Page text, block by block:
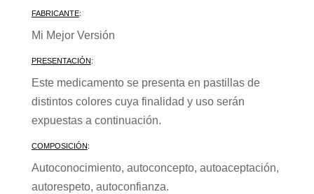
FABRICANTE:
Mi Mejor Versión
PRESENTACIÓN :
Este medicamento se presenta en pastillas de
distintos colores cuya finalidad y uso serán
expuestas a continuación.
COMPOSICIÓN :
Autoconocimiento, autoconcepto, autoaceptación,
autorespeto, autoconfianza.